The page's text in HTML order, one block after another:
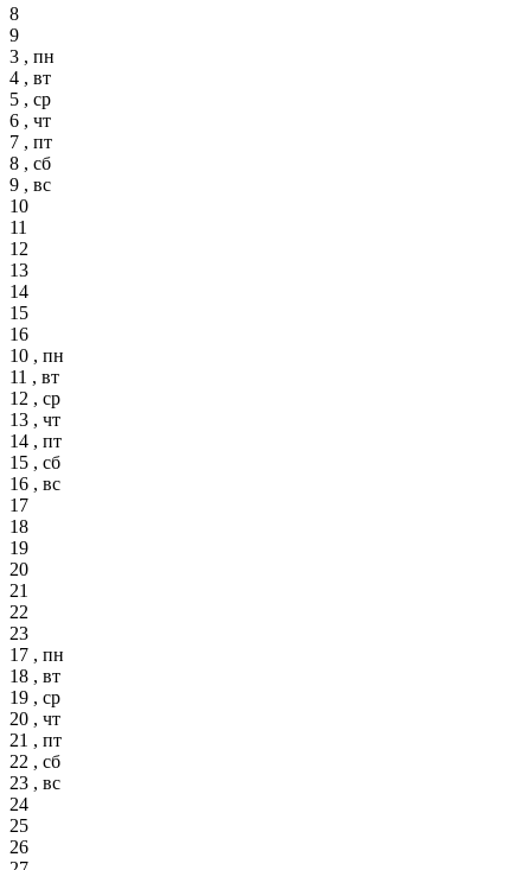
8
9
3 , пн
4 , вт
5 , ср
6 , чт
7 , пт
8 , сб
9 , вс
10
11
12
13
14
15
16
10 , пн
11 , вт
12 , ср
13 , чт
14 , пт
15 , сб
16 , вс
17
18
19
20
21
22
23
17 , пн
18 , вт
19 , ср
20 , чт
21 , пт
22 , сб
23 , вс
24
25
26